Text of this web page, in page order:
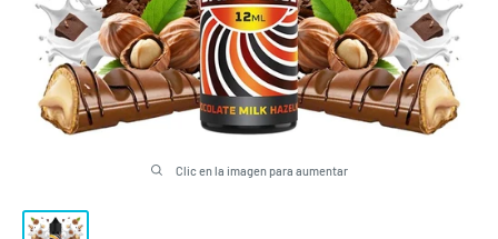
Clic en la imagen para aumentar